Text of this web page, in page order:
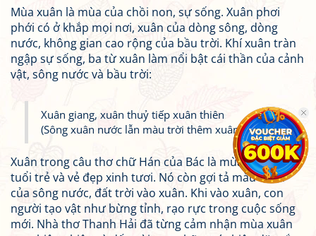
Mùa xuân là mùa của chồi non, sự sống. Xuân phơi
phới có ở khắp mọi nơi, xuân của dòng sông, dòng
nước, không gian cao rộng của bầu trời. Khí xuân tràn
ngập sự sống, ba từ xuân làm nổi bật cái thần của cảnh
vật, sông nước và bầu trời:
Xuân giang, xuân thuỷ tiếp xuân thiên
(Sông xuân nước lẫn màu trời thêm xuân)
Xuân trong câu thơ chữ Hán của Bác là mùa xuân, là
tuổi trẻ và vẻ đẹp xinh tươi. Nó còn gợi tả màu xanh
của sông nước, đất trời vào xuân. Khi vào xuân, con
người tạo vật như bừng tỉnh, rạo rực trong cuộc sống
mới. Nhà thơ Thanh Hải đã từng cảm nhận mùa xuân